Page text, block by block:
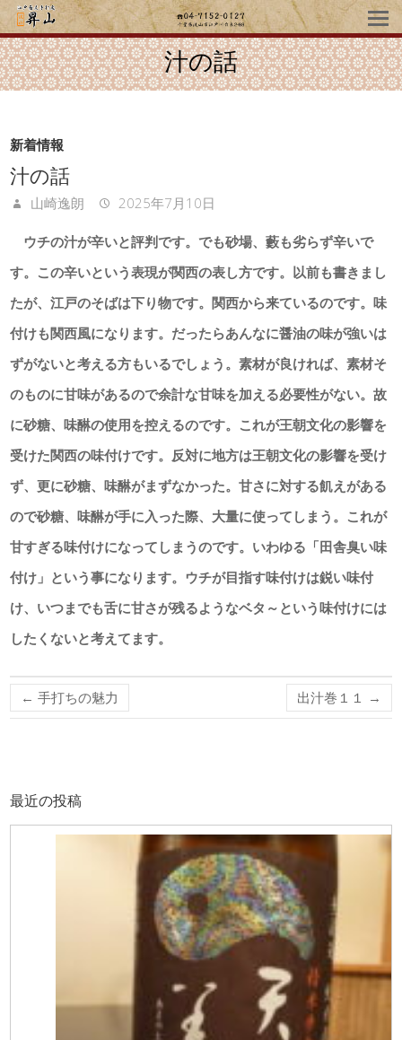
汁の話
新着情報
汁の話
山崎逸朗 2025年7月10日
ウチの汁が辛いと評判です。でも砂場、藪も劣らず辛いで
す。この辛いという表現が関西の表し方です。以前も書きまし
たが、江戸のそばは下り物です。関西から来ているのです。味
付けも関西風になります。だったらあんなに醤油の味が強いは
ずがないと考える方もいるでしょう。素材が良ければ、素材そ
のものに甘味があるので余計な甘味を加える必要性がない。故
に砂糖、味醂の使用を控えるのです。これが王朝文化の影響を
受けた関西の味付けです。反対に地方は王朝文化の影響を受け
ず、更に砂糖、味醂がまずなかった。甘さに対する飢えがある
ので砂糖、味醂が手に入った際、大量に使ってしまう。これが
甘すぎる味付けになってしまうのです。いわゆる「田舎臭い味
付け」という事になります。ウチが目指す味付けは鋭い味付
け、いつまでも舌に甘さが残るようなベタ～という味付けには
したくないと考えてます。
← 手打ちの魅力 出汁巻１１ →
最近の投稿